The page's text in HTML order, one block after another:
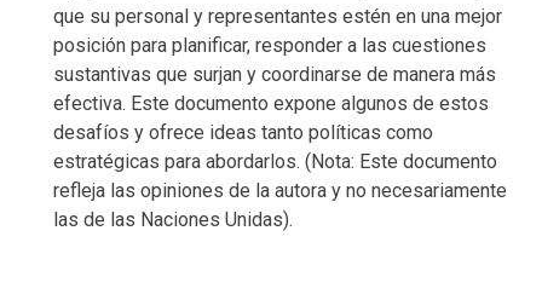
que su personal y representantes estén en una mejor
posición para planificar, responder a las cuestiones
sustantivas que surjan y coordinarse de manera más
efectiva. Este documento expone algunos de estos
desafíos y ofrece ideas tanto políticas como
estratégicas para abordarlos. (Nota: Este documento
refleja las opiniones de la autora y no necesariamente
las de las Naciones Unidas).